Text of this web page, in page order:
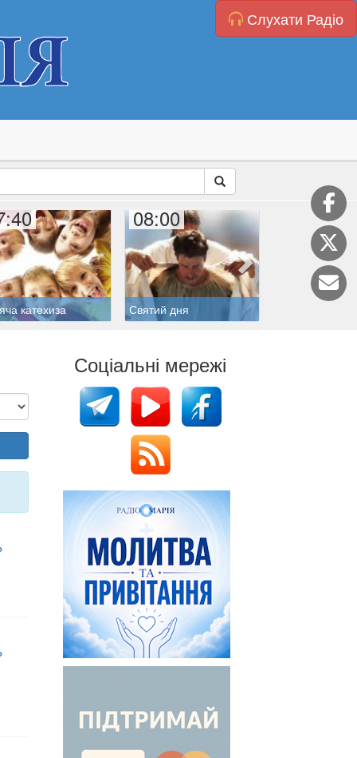
Слухати Радіо
катехиза
08:00
Святий дня
08:10
Соціальні мережі